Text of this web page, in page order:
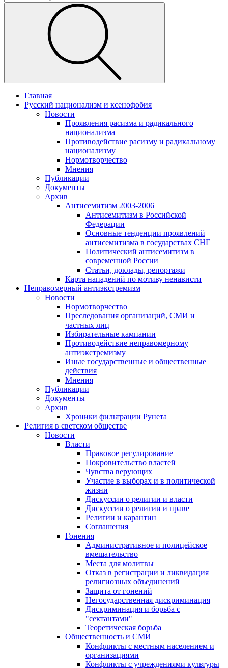
Главная
Русский национализм и ксенофобия
Новости
Проявления расизма и радикального
национализма
Противодействие расизму и радикальному
национализму
Нормотворчество
Мнения
Публикации
Документы
Архив
Антисемитизм 2003-2006
Антисемитизм в Российской
Федерации
Основные тенденции проявлений
антисемитизма в государствах СНГ
Политический антисемитизм в
современной России
Статьи, доклады, репортажи
Карта нападений по мотиву ненависти
Неправомерный антиэкстремизм
Новости
Нормотворчество
Преследования организаций, СМИ и
частных лиц
Избирательные кампании
Противодействие неправомерному
антиэкстремизму
Иные государственные и общественные
действия
Мнения
Публикации
Документы
Архив
Хроники фильтрации Рунета
Религия в светском обществе
Новости
Власти
Правовое регулирование
Покровительство властей
Чувства верующих
Участие в выборах и в политической
жизни
Дискуссии о религии и власти
Дискуссии о религии и праве
Религии и карантин
Соглашения
Гонения
Административное и полицейское
вмешательство
Места для молитвы
Отказ в регистрации и ликвидация
религиозных объединений
Защита от гонений
Негосударственная дискриминация
Дискриминация и борьба с
"сектантами"
Теоретическая борьба
Общественность и СМИ
Конфликты с местным населением и
организациями
Конфликты с учреждениями культуры